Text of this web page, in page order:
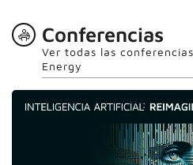
Conferencias
Ver todas las
Energy